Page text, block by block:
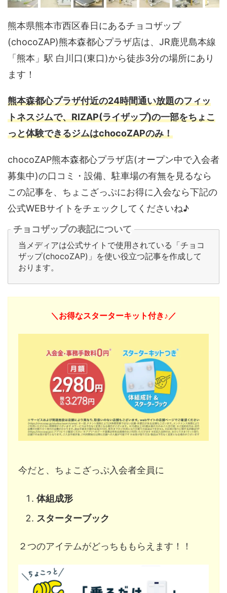
熊本県熊本市西区春日にあるチョコザップ
(chocoZAP)熊本森都心プラザ店は、JR鹿児島本線
「熊本」駅 白川口(東口)から徒歩3分の場所にあり
ます！
熊本森都心プラザ付近の24時間通い放題のフィッ
トネスジムで、RIZAP(ライザップ)の一部をちょこ
っと体験できるジムはchocoZAPのみ！
chocoZAP熊本森都心プラザ店(オープン中で入会者
募集中)の口コミ・設備、駐車場の有無を見るなら
この記事を、ちょこざっぷにお得に入会なら下記の
公式WEBサイトをチェックしてくださいね♪
チョコザップの表記について
当メディアは公式サイトで使用されている「チョコ
ザップ(chocoZAP)」を使い役立つ記事を作成して
おります。
＼お得なスターターキット付き♪／
今だと、ちょこざっぷ入会者全員に
体組成形
スターターブック
２つのアイテムがどっちももらえます！！